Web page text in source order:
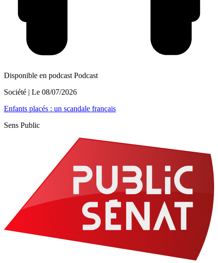
Disponible en podcast Podcast
Société | Le 08/07/2026
Enfants placés : un scandale français
Sens Public